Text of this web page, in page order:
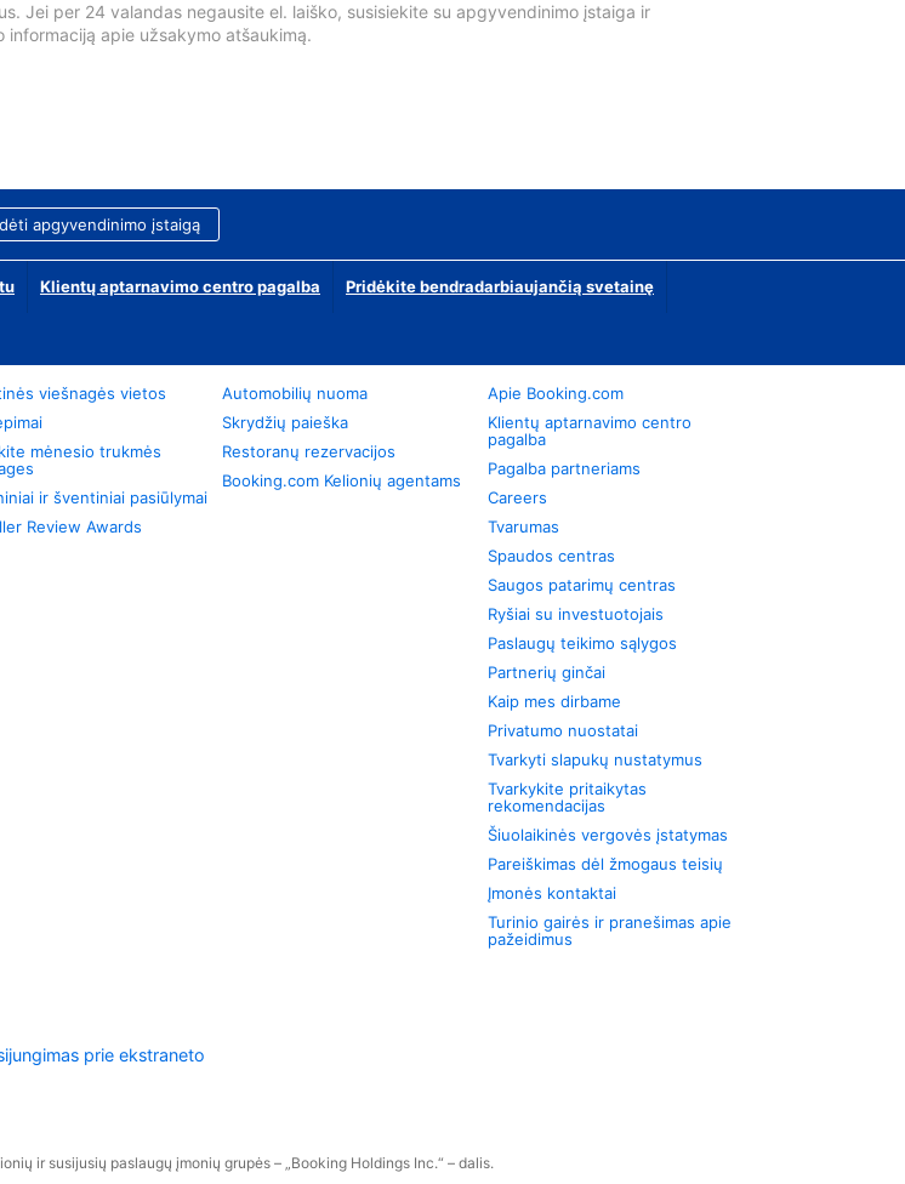
Jei per 24 valandas negausite el. laiško, susisiekite su apgyvendinimo įstaiga ir
informaciją apie užsakymo atšaukimą.
apgyvendinimo įstaigą
Klientų aptarnavimo centro pagalba Pridėkite bendradarbiaujančią svetainę
viešnagės vietos
mėnesio trukmės
ir šventiniai pasiūlymai
Review Awards
Automobilių nuoma
Skrydžių paieška
Restoranų rezervacijos
Booking.com Kelionių agentams
Apie Booking.com
Klientų aptarnavimo centro
pagalba
Pagalba partneriams
Careers
Tvarumas
Spaudos centras
Saugos patarimų centras
Ryšiai su investuotojais
Paslaugų teikimo sąlygos
Partnerių ginčai
Kaip mes dirbame
Privatumo nuostatai
Tvarkyti slapukų nustatymus
Tvarkykite pritaikytas
rekomendacijas
Šiuolaikinės vergovės įstatymas
Pareiškimas dėl žmogaus teisių
Įmonės kontaktai
Turinio gairės ir pranešimas apie
pažeidimus
prie ekstraneto
ir susijusių paslaugų įmonių grupės – „Booking Holdings Inc.“ – dalis.